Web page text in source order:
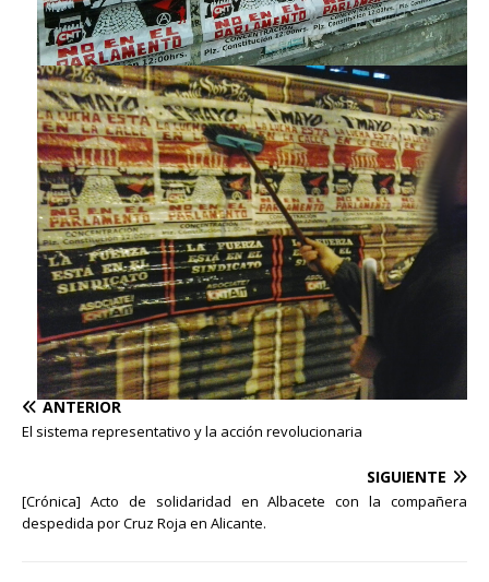
ANTERIOR
El sistema representativo y la acción revolucionaria
SIGUIENTE
[Crónica] Acto de solidaridad en Albacete con la compañera
despedida por Cruz Roja en Alicante.